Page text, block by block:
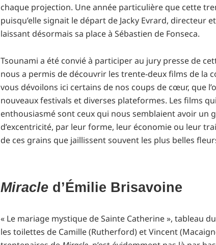
chaque projection. Une année particulière que cette
puisqu’elle signait le départ de Jacky Evrard, directeur
laissant désormais sa place à Sébastien de Fonseca.
Tsounami a été convié à participer au jury presse de
nous a permis de découvrir les trente-deux films de la
vous dévoilons ici certains de nos coups de cœur, que
nouveaux festivals et diverses plateformes. Les films
enthousiasmé sont ceux qui nous semblaient avoir un
d’excentricité, par leur forme, leur économie ou leur
de ces grains que jaillissent souvent les plus belles
Miracle d’Émilie Brisavoine
« Le mariage mystique de Sainte Catherine », tableau
les toilettes de Camille (Rutherford) et Vincent